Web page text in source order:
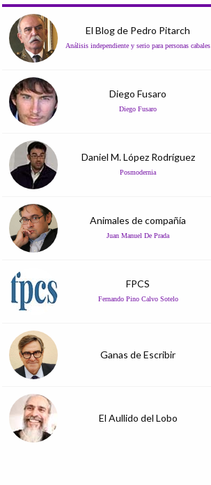
El Blog de Pedro Pitarch
Análisis independiente y serio para personas cabales
Diego Fusaro
Diego Fusaro
Daniel M. López Rodríguez
Posmodernia
Animales de compañía
Juan Manuel De Prada
FPCS
Fernando Pino Calvo Sotelo
Ganas de Escribir
El Aullido del Lobo